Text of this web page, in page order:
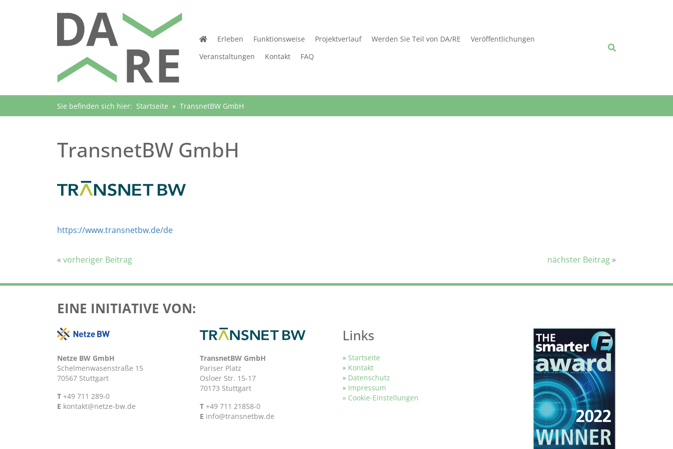
Erleben Funktionsweise Projektverlauf Werden Sie Teil von DA/RE
Veröffentlichungen
Veranstaltungen
Kontakt FAQ
Sie befinden sich hier: Startseite » TransnetBW GmbH
TransnetBW GmbH
https://www.transnetbw.de/de
« vorheriger Beitrag nächster Beitrag »
EINE INITIATIVE VON:
Netze BW GmbH
Schelmenwasenstraße 15
70567 Stuttgart
T +49 711 289-0
E kontakt@netze-bw.de
TransnetBW GmbH
Pariser Platz
Osloer Str. 15-17
70173 Stuttgart
T +49 711 21858-0
E info@transnetbw.de
Links
» Startseite
» Kontakt
» Datenschutz
» Impressum
» Cookie-Einstellungen